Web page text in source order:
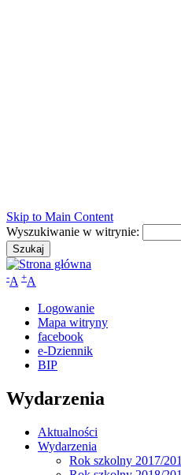
Skip to Main Content
Wyszukiwanie w witrynie:
-A +A
Logowanie
Mapa witryny
facebook
e-Dziennik
BIP
Wydarzenia
Aktualności
Wydarzenia
Rok szkolny 2017/